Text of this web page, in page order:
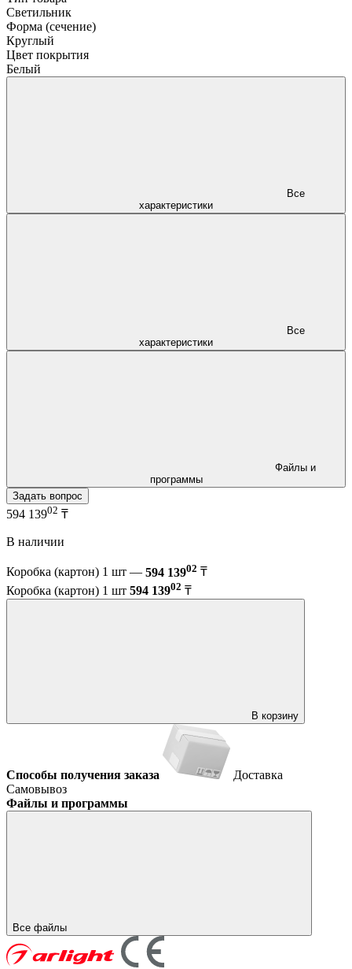
Светильник
Форма (сечение)
Круглый
Цвет покрытия
Белый
характеристики
характеристики
программы
Задать вопрос
594 13902 ₸
В наличии
Коробка (картон) 1 шт — 594 13902 ₸
Коробка (картон) 1 шт 594 13902 ₸
В корзину
Способы получения заказа
Доставка
Самовывоз
Файлы и программы
Все файлы